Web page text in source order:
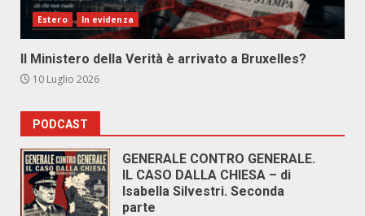
Estero In evidenza
Il Ministero della Verità è arrivato a Bruxelles?
10 Luglio 2026
PODCAST
GENERALE CONTRO GENERALE.
IL CASO DALLA CHIESA – di
Isabella Silvestri. Seconda
parte